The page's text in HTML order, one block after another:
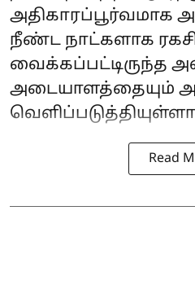
அதிகாரப்பூர்வமாக
நீண்ட நாட்களாக
வைக்கப்பட்டிருந்த
அடையாளத்தையும்
Read